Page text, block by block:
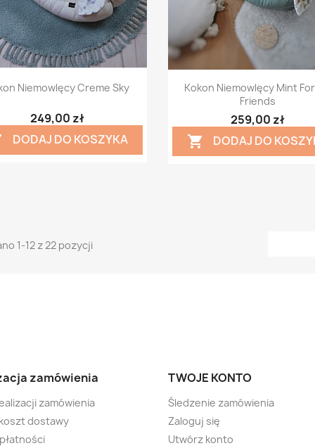
Szybki podgląd
Niemowlęcy Creme Sky
249,00 zł
DODAJ DO KOSZYKA
Szybki podgląd
Kokon Niemowlęcy Mint
Friends
259,00 zł
 DODAJ DO
1-12 z 22 pozycji
zamówienia
zamówienia
dostawy
TWOJE KONTO
Śledzenie zamówienia
Zaloguj się
Utwórz konto